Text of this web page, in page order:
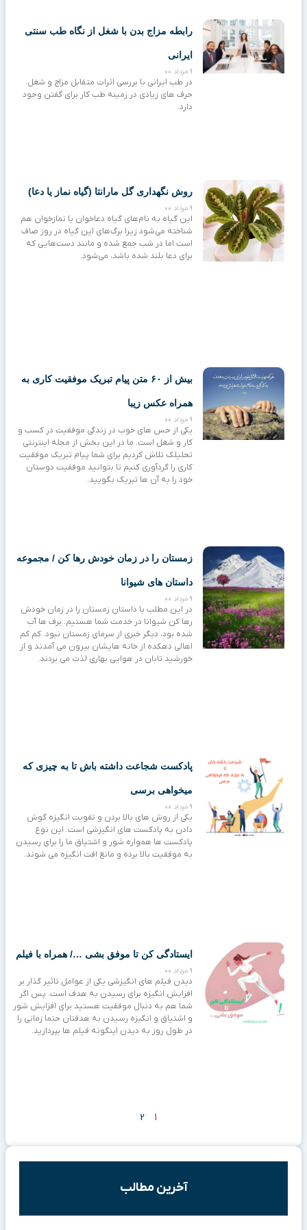
رابطه مزاج بدن با شغل از نگاه طب سنتی
ایرانی
9 مرداد 00
در طب ایرانی با بررسی اثرات متقابل مزاج و شغل،
حرف ‌های زیادی در زمینه طب کار برای گفتن وجود
دارد.
روش نگهداری گل مارانتا (گیاه نماز یا دعا)
9 مرداد 00
این گیاه به نام‌های گیاه دعاخوان یا نمازخوان هم
شناخته می‌شود زیرا برگ‌های این گیاه در روز صاف
است اما در شب جمع شده و مانند دست‌هایی که
برای دعا بلند شده باشد، می‌شود.
بیش از ۶۰ متن پیام تبریک موفقیت کاری به
همراه عکس زیبا
9 مرداد 00
یکی از حس های خوب در زندگی موفقیت در کسب و
کار و شغل است. ما در این بخش از مجله اینترنتی
تحلیلک تلاش کردیم برای شما پیام تبریک موفقیت
کاری را گردآوری کنیم تا بتوانید موفقیت دوستان
خود را به آن ها تبریک بگویید.
زمستان را در زمان خودش رها کن / مجموعه
داستان های شیوانا
9 مرداد 00
در این مطلب با داستان زمستان را در زمان خودش
رها کن شیوانا در خدمت شما هستیم. برف ها آب
شده بود، دیگر خبری از سرمای زمستان نبود. کم کم
اهالی دهکده از خانه هایشان بیرون می آمدند و از
خورشید تابان در هوایی بهاری لذت می بردند.
پادکست شجاعت داشته باش تا به چیزی که
میخواهی برسی
9 مرداد 00
یکی از روش های بالا بردن و تقویت انگیزه گوش
دادن به پادکست های انگیزشی است. این نوع
پادکست ها همواره شور و اشتیاق ما را برای رسیدن
به موفقیت بالا برده و مانع افت انگیزه می شوند.
ایستادگی کن تا موفق بشی …/ همراه با فیلم
9 مرداد 00
دیدن فیلم های انگیزشی یکی از عوامل تاثیر گذار بر
افزایش انگیزه برای رسیدن به هدف است. پس اگر
شما هم به دنبال موفقیت هستید برای افزایش شور
و اشتیاق و انگیزه رسیدن به هدفتان حتما زمانی را
در طول روز به دیدن اینگونه فیلم ها بپردازید.
1
2
آخرین مطالب